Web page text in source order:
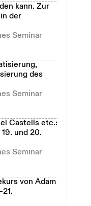
kann. Zur
der
Seminar
des
Seminar
Castells etc.:
und 20.
Seminar
von Adam